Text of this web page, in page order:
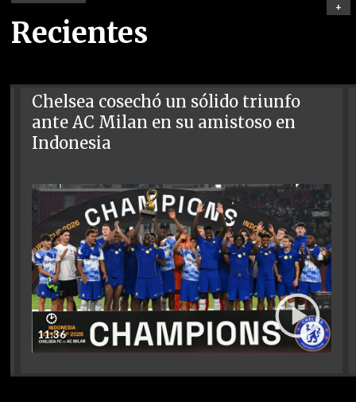
Recientes
+
Chelsea cosechó un sólido triunfo
ante AC Milan en su amistoso en
Indonesia
🕑
11:36